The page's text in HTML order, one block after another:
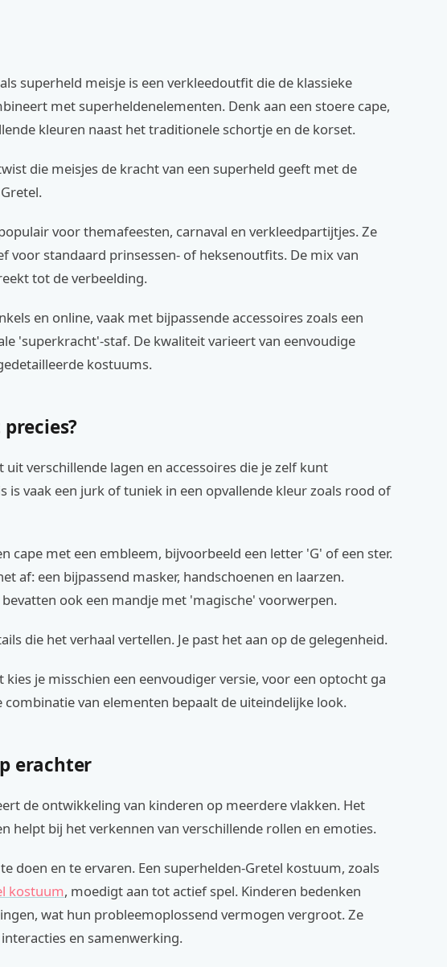
superheld meisje is een verkleedoutfit die de klassieke
met superheldenelementen. Denk aan een stoere cape,
kleuren naast het traditionele schortje en de korset.
die meisjes de kracht van een superheld geeft met de
voor themafeesten, carnaval en verkleedpartijtjes. Ze
voor standaard prinsessen- of heksenoutfits. De mix van
tot de verbeelding.
en online, vaak met bijpassende accessoires zoals een
'superkracht'-staf. De kwaliteit varieert van eenvoudige
kostuums.
verschillende lagen en accessoires die je zelf kunt
is vaak een jurk of tuniek in een opvallende kleur zoals rood of
cape met een embleem, bijvoorbeeld een letter 'G' of een ster.
af: een bijpassend masker, handschoenen en laarzen.
ook een mandje met 'magische' voorwerpen.
die het verhaal vertellen. Je past het aan op de gelegenheid.
kies je misschien een eenvoudiger versie, voor een optocht ga
combinatie van elementen bepaalt de uiteindelijke look.
erachter
de ontwikkeling van kinderen op meerdere vlakken. Het
helpt bij het verkennen van verschillende rollen en emoties.
doen en te ervaren. Een superhelden-Gretel kostuum, zoals
kostuum, moedigt aan tot actief spel. Kinderen bedenken
wat hun probleemoplossend vermogen vergroot. Ze
en samenwerking.